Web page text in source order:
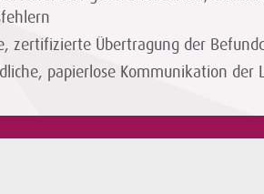
zertifizierte Übertragung der
papierlose Kommunikation der